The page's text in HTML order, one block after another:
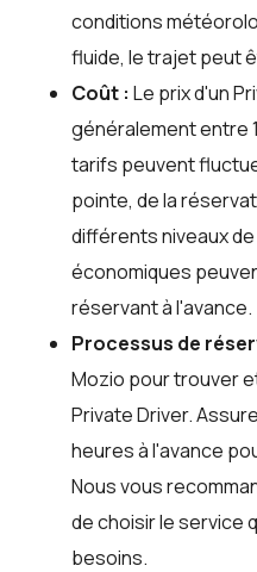
conditions
fluide, le trajet peut
Coût : Le prix d'un
généralement entre
tarifs peuvent
pointe, de la
différents niveaux
économiques
réservant à l'avance.
Processus de
Mozio pour trouver
Private Driver.
heures à l'avance
Nous vous
de choisir le service
besoins.